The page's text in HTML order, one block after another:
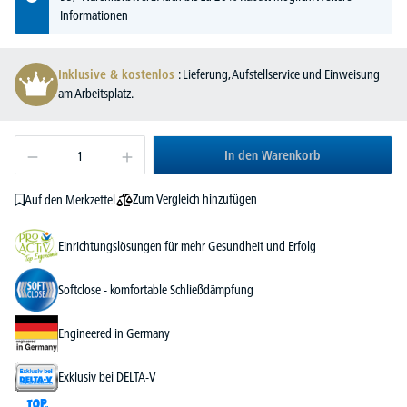
Informationen
Inklusive & kostenlos : Lieferung, Aufstellservice und Einweisung
am Arbeitsplatz.
In den Warenkorb
Auf den Merkzettel Zum Vergleich hinzufügen
Einrichtungslösungen für mehr Gesundheit und Erfolg
Softclose - komfortable Schließdämpfung
Engineered in Germany
Exklusiv bei DELTA-V